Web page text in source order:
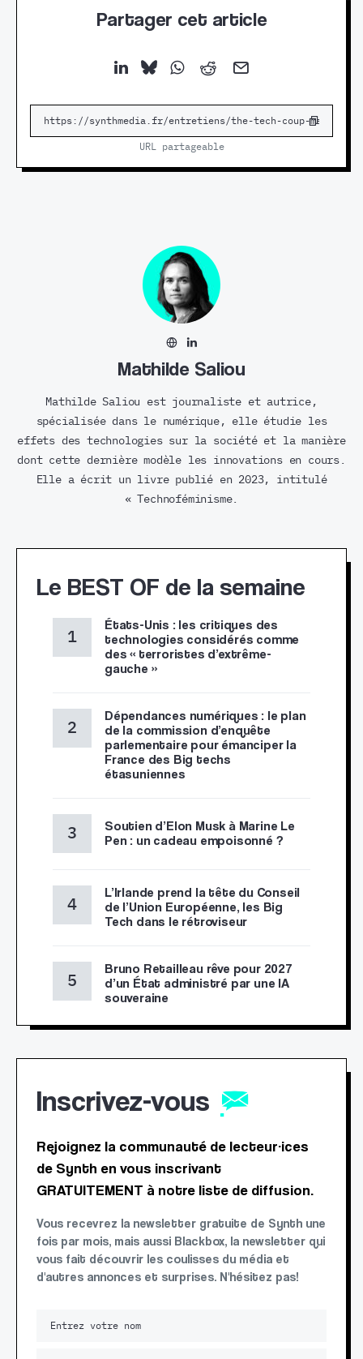
Partager cet article
URL partageable
Mathilde Saliou
Mathilde Saliou est journaliste et autrice,
spécialisée dans le numérique, elle étudie les
effets des technologies sur la société et la manière
dont cette dernière modèle les innovations en cours.
Elle a écrit un livre publié en 2023, intitulé
« Technoféminisme.
Le BEST OF de la semaine
États-Unis : les critiques des
technologies considérés comme
des « terroristes d’extrême-
gauche »
Dépendances numériques : le plan
de la commission d’enquête
parlementaire pour émanciper la
France des Big techs
étasuniennes
Soutien d’Elon Musk à Marine Le
Pen : un cadeau empoisonné ?
L’Irlande prend la tête du Conseil
de l’Union Européenne, les Big
Tech dans le rétroviseur
Bruno Retailleau rêve pour 2027
d’un État administré par une IA
souveraine
Inscrivez-vous
Rejoignez la communauté de lecteur·ices
de Synth en vous inscrivant
GRATUITEMENT à notre liste de diffusion.
Vous recevrez la newsletter gratuite de Synth une
fois par mois, mais aussi Blackbox, la newsletter qui
vous fait découvrir les coulisses du média et
d'autres annonces et surprises. N'hésitez pas!